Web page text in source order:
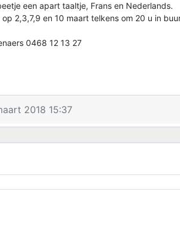
een apart taaltje, Frans en Nederlands.
2,3,7,9 en 10 maart telkens om 20 u in
0468 12 13 27
2018 15:37